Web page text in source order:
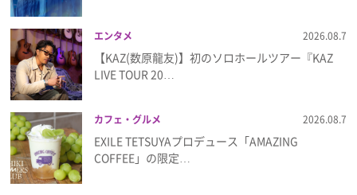
エンタメ 2026.08.7
【KAZ(数原龍友)】初のソロホールツアー『KAZ
LIVE TOUR 20…
カフェ・グルメ 2026.08.7
EXILE TETSUYAプロデュース「AMAZING
COFFEE」の限定…